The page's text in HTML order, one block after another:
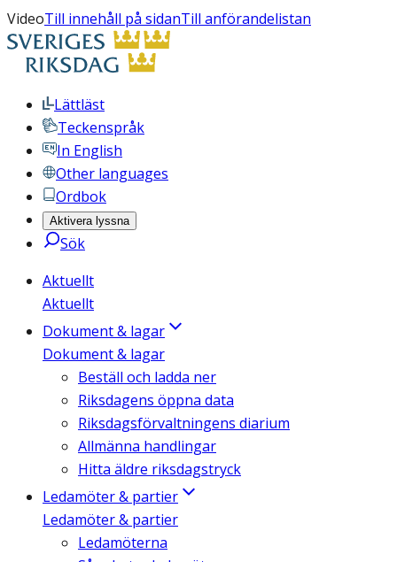
VideoTill innehåll på sidanTill anförandelistan
Lättläst
Teckenspråk
In English
Other languages
Ordbok
Aktivera lyssna
Sök
Aktuellt
Aktuellt
Dokument & lagar
Dokument & lagar
Beställ och ladda ner
Riksdagens öppna data
Riksdagsförvaltningens diarium
Allmänna handlingar
Hitta äldre riksdagstryck
Ledamöter & partier
Ledamöter & partier
Ledamöterna